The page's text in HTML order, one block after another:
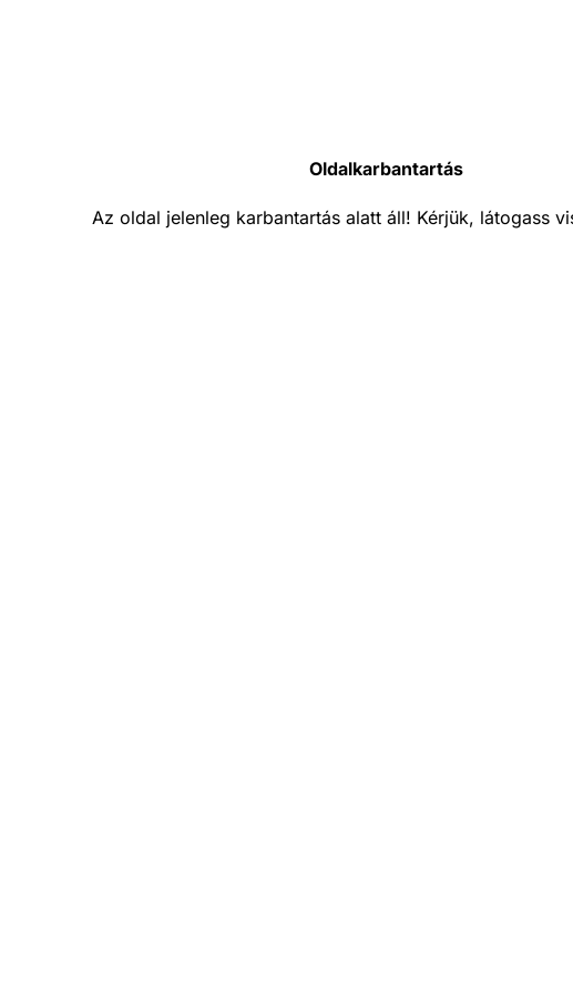
Oldalkarbantartás
Az oldal jelenleg karbantartás alatt áll! Kérjük, látogass